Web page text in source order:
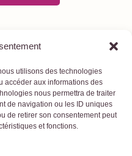
utilisons des technologies
accéder aux informations des
nous permettra de traiter
de navigation ou les ID uniques
de retirer son consentement peut
et fonctions.
nous
Politique de